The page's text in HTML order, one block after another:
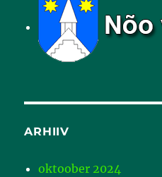
ARHIIV
oktoober 2024